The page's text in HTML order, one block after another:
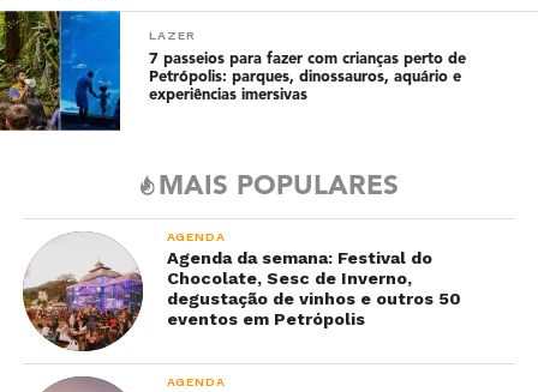
LAZER
7 passeios para fazer com crianças perto de
Petrópolis: parques, dinossauros, aquário e
experiências imersivas
MAIS POPULARES
AGENDA
Agenda da semana: Festival do
Chocolate, Sesc de Inverno,
degustação de vinhos e outros 50
eventos em Petrópolis
AGENDA